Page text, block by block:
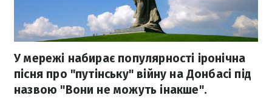
У мережі набирає популярності іронічна
пісня про "путінську" війну на Донбасі під
назвою "Вони не можуть інакше".